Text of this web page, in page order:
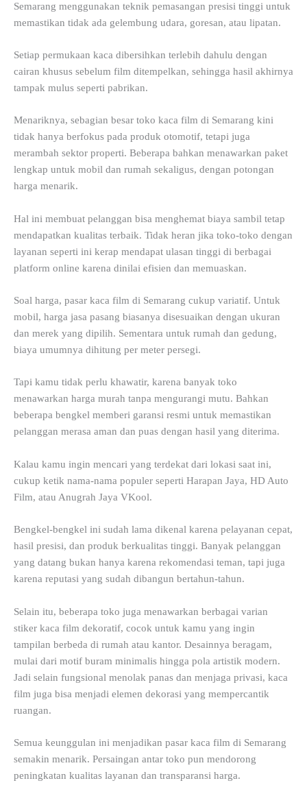
Semarang menggunakan teknik pemasangan presisi tinggi untuk
memastikan tidak ada gelembung udara, goresan, atau lipatan.
Setiap permukaan kaca dibersihkan terlebih dahulu dengan
cairan khusus sebelum film ditempelkan, sehingga hasil akhirnya
tampak mulus seperti pabrikan.
Menariknya, sebagian besar toko kaca film di Semarang kini
tidak hanya berfokus pada produk otomotif, tetapi juga
merambah sektor properti. Beberapa bahkan menawarkan paket
lengkap untuk mobil dan rumah sekaligus, dengan potongan
harga menarik.
Hal ini membuat pelanggan bisa menghemat biaya sambil tetap
mendapatkan kualitas terbaik. Tidak heran jika toko-toko dengan
layanan seperti ini kerap mendapat ulasan tinggi di berbagai
platform online karena dinilai efisien dan memuaskan.
Soal harga, pasar kaca film di Semarang cukup variatif. Untuk
mobil, harga jasa pasang biasanya disesuaikan dengan ukuran
dan merek yang dipilih. Sementara untuk rumah dan gedung,
biaya umumnya dihitung per meter persegi.
Tapi kamu tidak perlu khawatir, karena banyak toko
menawarkan harga murah tanpa mengurangi mutu. Bahkan
beberapa bengkel memberi garansi resmi untuk memastikan
pelanggan merasa aman dan puas dengan hasil yang diterima.
Kalau kamu ingin mencari yang terdekat dari lokasi saat ini,
cukup ketik nama-nama populer seperti Harapan Jaya, HD Auto
Film, atau Anugrah Jaya VKool.
Bengkel-bengkel ini sudah lama dikenal karena pelayanan cepat,
hasil presisi, dan produk berkualitas tinggi. Banyak pelanggan
yang datang bukan hanya karena rekomendasi teman, tapi juga
karena reputasi yang sudah dibangun bertahun-tahun.
Selain itu, beberapa toko juga menawarkan berbagai varian
stiker kaca film dekoratif, cocok untuk kamu yang ingin
tampilan berbeda di rumah atau kantor. Desainnya beragam,
mulai dari motif buram minimalis hingga pola artistik modern.
Jadi selain fungsional menolak panas dan menjaga privasi, kaca
film juga bisa menjadi elemen dekorasi yang mempercantik
ruangan.
Semua keunggulan ini menjadikan pasar kaca film di Semarang
semakin menarik. Persaingan antar toko pun mendorong
peningkatan kualitas layanan dan transparansi harga.